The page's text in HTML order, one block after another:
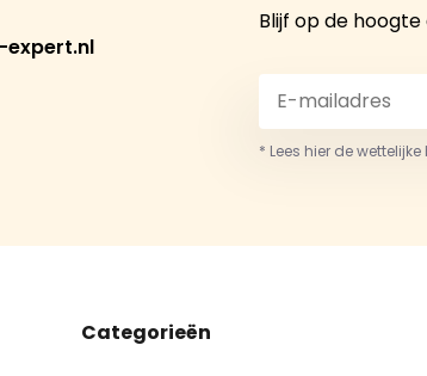
expert.nl
Blijf op de
* Lees hier de
Categorieën